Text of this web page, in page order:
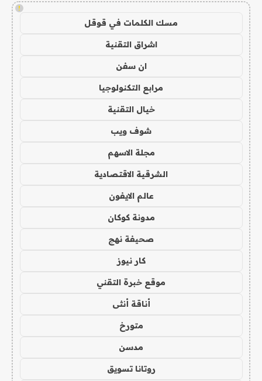
!
مسك الكلمات في قوقل
اشراق التقنية
ان سفن
مرابع التكنولوجيا
خيال التقنية
شوف ويب
مجلة الاسهم
الشرقية الاقتصادية
عالم الايفون
مدونة كوكان
صحيفة نهج
كار نيوز
موقع خبرة التقني
أناقة أنثى
متورخ
مدسن
روتانا تسويق